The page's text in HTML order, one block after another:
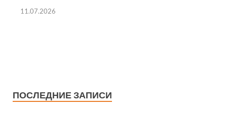
11.07.2026
ПОСЛЕДНИЕ ЗАПИСИ